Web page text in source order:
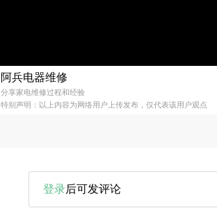
阿兵电器维修
分享家电维修过程和经验
特别声明：以上内容为网络用户上传发布，仅代表该用户观点
登录后可发评论